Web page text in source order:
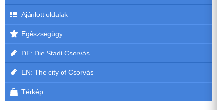
Ajánlott oldalak
Egészségügy
DE: Die Stadt Csorvás
EN: The city of Csorvás
Térkép